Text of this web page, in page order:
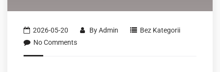
2026-05-20 ByAdmin
Bez Kategorii
No Comments